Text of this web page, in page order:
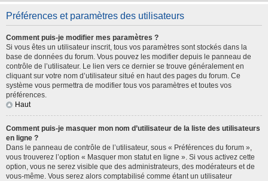
Préférences et paramètres des utilisateurs
Comment puis-je modifier mes paramètres ?
Si vous êtes un utilisateur inscrit, tous vos paramètres sont stockés dans la
base de données du forum. Vous pouvez les modifier depuis le panneau de
contrôle de l’utilisateur. Le lien vers ce dernier se trouve généralement en
cliquant sur votre nom d’utilisateur situé en haut des pages du forum. Ce
système vous permettra de modifier tous vos paramètres et toutes vos
préférences.
Haut
Comment puis-je masquer mon nom d’utilisateur de la liste des utilisateurs
en ligne ?
Dans le panneau de contrôle de l’utilisateur, sous « Préférences du forum »,
vous trouverez l’option « Masquer mon statut en ligne ». Si vous activez cette
option, vous ne serez visible que des administrateurs, des modérateurs et de
vous-même. Vous serez alors comptabilisé comme étant un utilisateur